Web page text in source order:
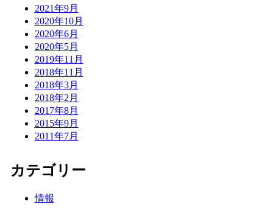
2021年9月
2020年10月
2020年6月
2020年5月
2019年11月
2018年11月
2018年3月
2018年2月
2017年8月
2015年9月
2011年7月
カテゴリー
情報